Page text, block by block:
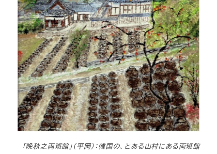
「晩秋之両班館」（平岡）：韓国の、とある山村にある両班館